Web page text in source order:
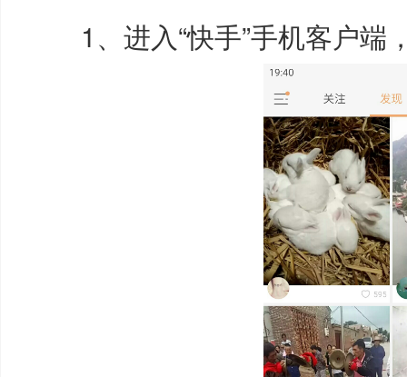
1、进入“快手”手机客户端